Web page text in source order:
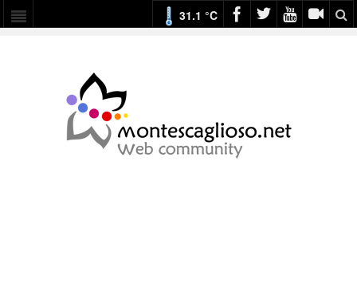
31.1 °C